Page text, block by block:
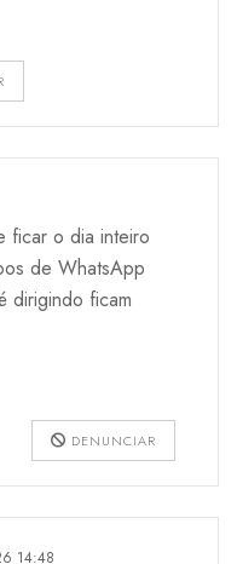
ficar o dia inteiro
de WhatsApp
dirigindo ficam
DENUNCIAR
14:48